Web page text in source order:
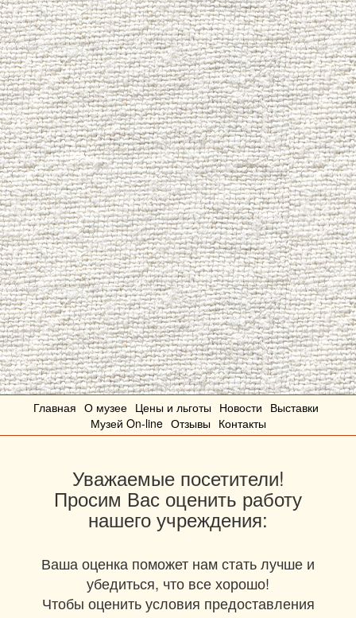
Главная О музее Цены и льготы Новости Выставки
Музей On-line Отзывы Контакты
Уважаемые посетители!
Просим Вас оценить работу
нашего учреждения:
Ваша оценка поможет нам стать лучше и
убедиться, что все хорошо!
Чтобы оценить условия предоставления